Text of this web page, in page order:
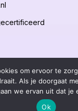
B.V.
om ervoor te
Als je doorgaat
we ervan uit dat je
Ok